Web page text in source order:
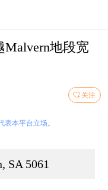
Malvern地段宽
关注
本平台立场。
SA 5061